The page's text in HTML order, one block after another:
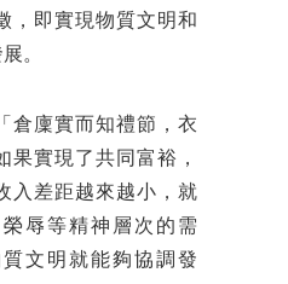
，即實現物質文明和
。
倉廩實而知禮節，衣
果實現了共同富裕，
入差距越來越小，就
辱等精神層次的需
文明就能夠協調發